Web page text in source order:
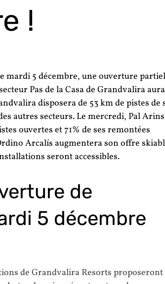
!
mardi 5 décembre, une ouverture
Pas de la Casa de Grandvalira
disposera de 53 km de pistes de
autres secteurs. Le mercredi, Pal
ouvertes et 71% de ses remontées
Arcalís augmentera son offre
seront accessibles.
de
5 décembre
de Grandvalira Resorts proposeront